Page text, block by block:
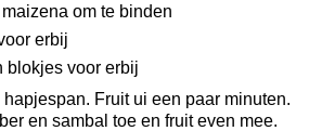
om te binden
erbij
blokjes voor erbij
Fruit ui een paar minuten.
en sambal toe en fruit even mee.